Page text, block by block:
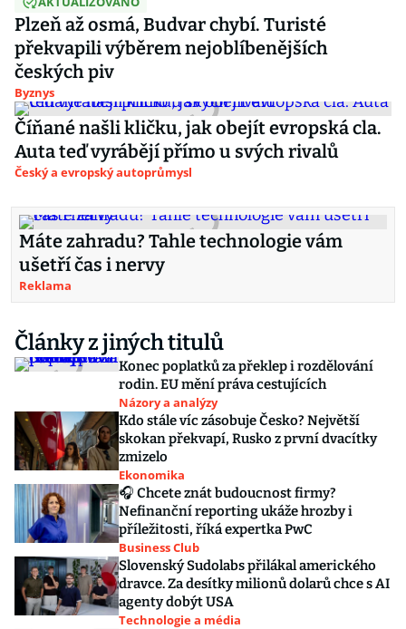
Plzeň až osmá, Budvar chybí. Turisté
překvapili výběrem nejoblíbenějších
českých piv
Byznys
Číňané našli kličku, jak obejít evropská cla.
Auta teď vyrábějí přímo u svých rivalů
Český a evropský autoprůmysl
Máte zahradu? Tahle technologie vám
ušetří čas i nervy
Reklama
Články z jiných titulů
Konec poplatků za překlep i rozdělování
rodin. EU mění práva cestujících
Názory a analýzy
Kdo stále víc zásobuje Česko? Největší
skokan překvapí, Rusko z první dvacítky
zmizelo
Ekonomika
🎧 Chcete znát budoucnost firmy?
Nefinanční reporting ukáže hrozby i
příležitosti, říká expertka PwC
Business Club
Slovenský Sudolabs přilákal amerického
dravce. Za desítky milionů dolarů chce s AI
agenty dobýt USA
Technologie a média